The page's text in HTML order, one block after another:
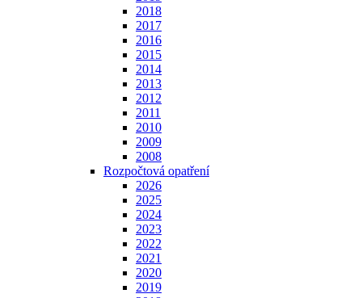
2018
2017
2016
2015
2014
2013
2012
2011
2010
2009
2008
Rozpočtová opatření
2026
2025
2024
2023
2022
2021
2020
2019